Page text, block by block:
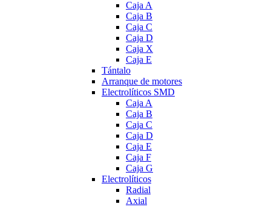
Caja A
Caja B
Caja C
Caja D
Caja X
Caja E
Tántalo
Arranque de motores
Electrolíticos SMD
Caja A
Caja B
Caja C
Caja D
Caja E
Caja F
Caja G
Electrolíticos
Radial
Axial